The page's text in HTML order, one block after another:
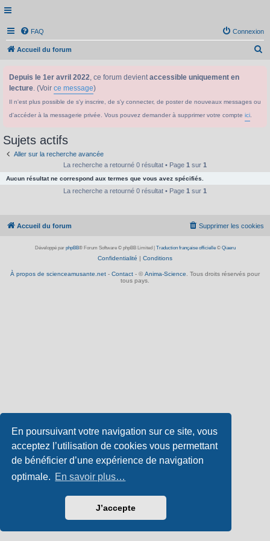
En poursuivant votre navigation sur ce site, vous
acceptez l’utilisation de cookies vous permettant
de bénéficier d’une expérience de navigation
optimale. En savoir plus…
J’accepte
FAQ Connexion
Accueil du forum
Depuis le 1er avril 2022, ce forum devientaccessible uniquement en
lecture. (Voir ce message)
Il n'est plus possible de s'y inscrire, de s'y connecter, de poster de nouveaux messages ou
d'accéder à la messagerie privée. Vous pouvez demander à supprimer votre compte ici
Sujets actifs
Aller sur la recherche avancée
La recherche a retourné 0 résultat • Page 1 sur 1
Aucun résultat ne correspond aux termes que vous avez spécifiés.
La recherche a retourné 0 résultat • Page 1 sur 1
Accueil du forum Supprimer les cookies
Développé par phpBB® Forum Software © phpBB Limited Traduction française officielle© Qiaeru
Confidentialité | Conditions
À propos de scienceamusante.net - Contact - © Anima-Science. Tous droits réservés pour
tous pays.